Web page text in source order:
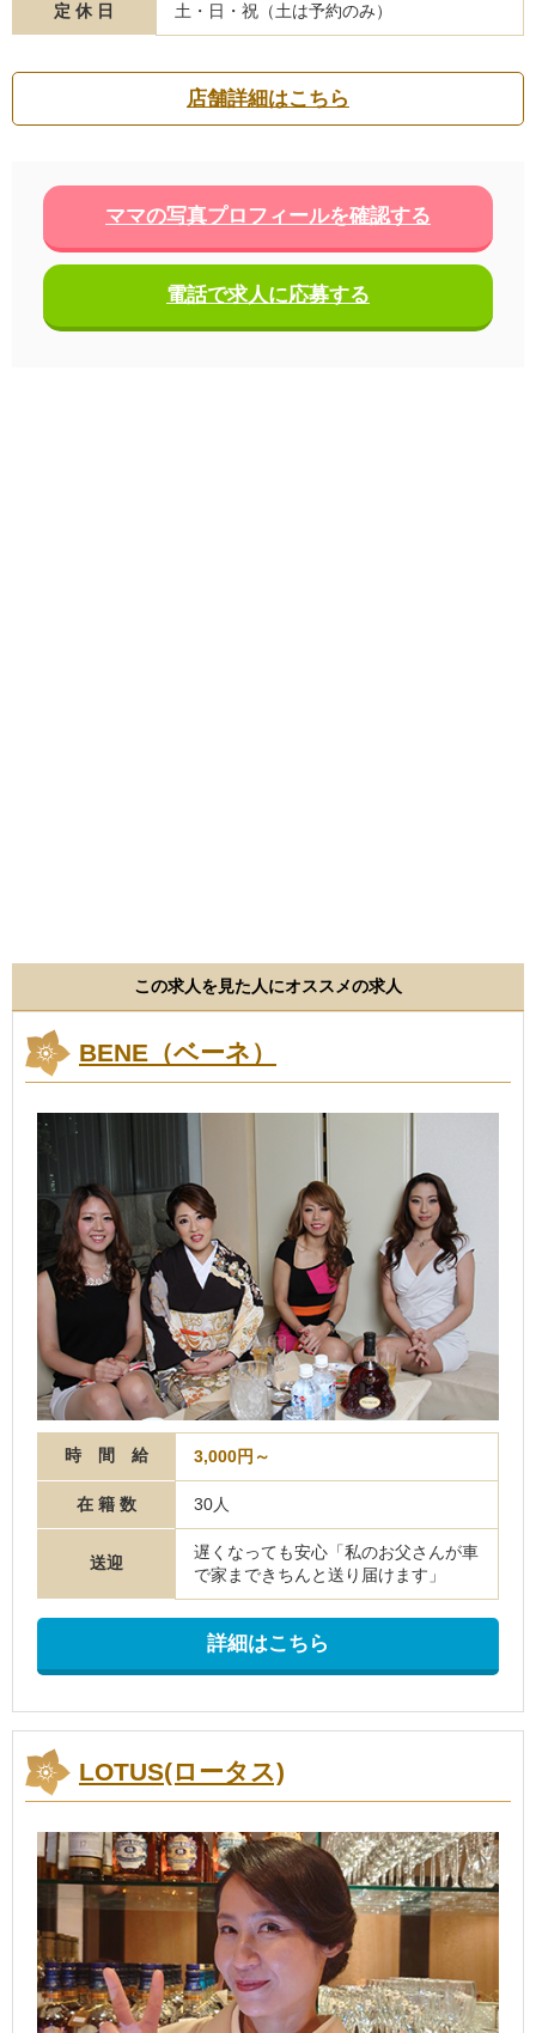
定 休 日 土・日・祝（土は予約のみ）
店舗詳細はこちら
ママの写真プロフィールを確認する
電話で求人に応募する
この求人を見た人にオススメの求人
BENE（ベーネ）
時 間 給 3,000円～
在 籍 数 30人
送迎
遅くなっても安心「私のお父さんが車
で家まできちんと送り届けます」
詳細はこちら
LOTUS(ロータス)